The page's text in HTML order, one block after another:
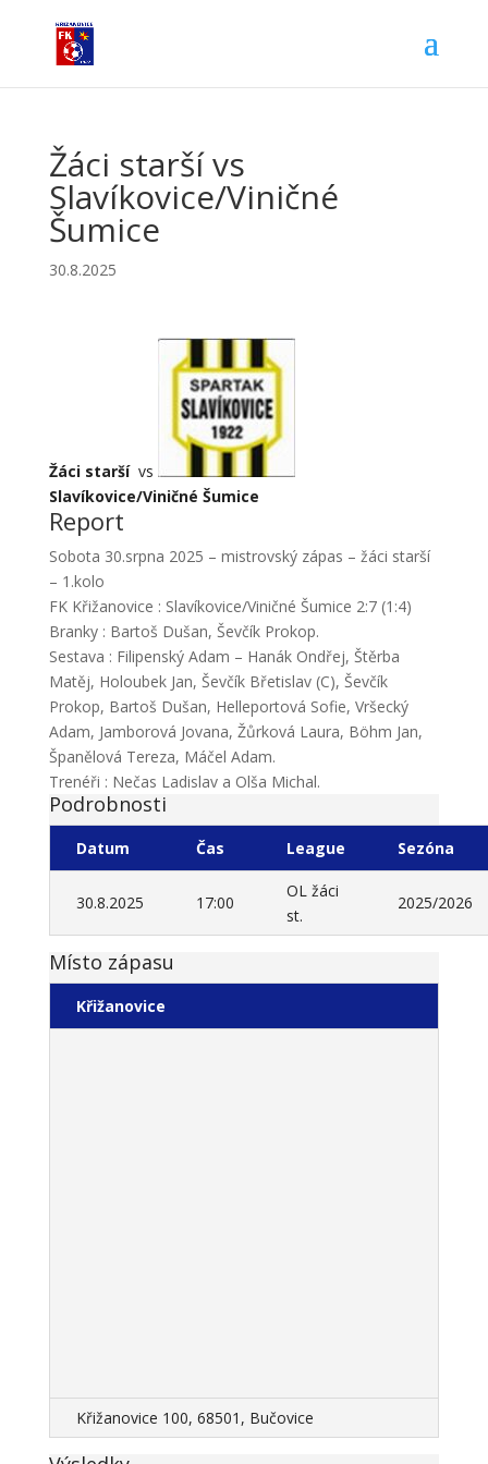
Žáci starší vs
Slavíkovice/Viničné
Šumice
30.8.2025
Žáci starší vs
Slavíkovice/Viničné Šumice
Report
Sobota 30.srpna 2025 – mistrovský zápas – žáci starší
– 1.kolo
FK Křižanovice : Slavíkovice/Viničné Šumice 2:7 (1:4)
Branky : Bartoš Dušan, Ševčík Prokop.
Sestava : Filipenský Adam – Hanák Ondřej, Štěrba
Matěj, Holoubek Jan, Ševčík Břetislav (C), Ševčík
Prokop, Bartoš Dušan, Helleportová Sofie, Vršecký
Adam, Jamborová Jovana, Žůrková Laura, Böhm Jan,
Španělová Tereza, Máčel Adam.
Trenéři : Nečas Ladislav a Olša Michal.
Podrobnosti
Datum Čas League Sezóna
30.8.2025 17:00
OL žáci
st.
2025/2026
Místo zápasu
Křižanovice
Křižanovice 100, 68501, Bučovice